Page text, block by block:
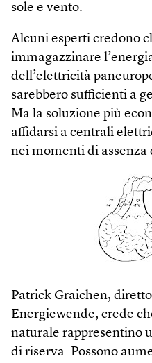
sole e vento.
Alcuni esperti credono
immagazzinare
dell’elettricità
sarebbero sufficienti a
Ma la soluzione più
affidarsi a centrali
nei momenti di assenza
Patrick Graichen,
Energiewende, crede
naturale rappresentino
di riserva. Possono